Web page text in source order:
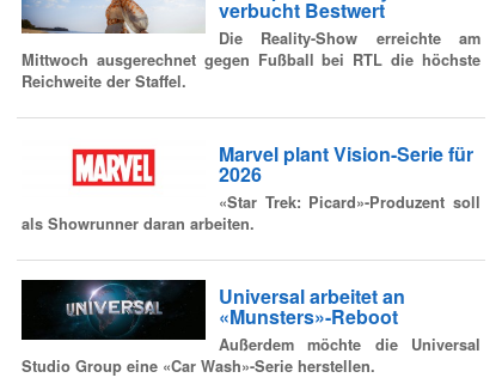
verbucht Bestwert
Die Reality-Show erreichte am
Mittwoch ausgerechnet gegen Fußball bei RTL die höchste
Reichweite der Staffel.
Marvel plant Vision-Serie für
2026
«Star Trek: Picard»-Produzent soll
als Showrunner daran arbeiten.
Universal arbeitet an
«Munsters»-Reboot
Außerdem möchte die Universal
Studio Group eine «Car Wash»-Serie herstellen.